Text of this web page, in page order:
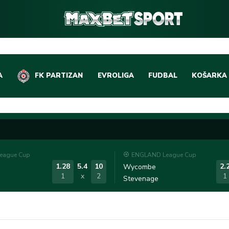
FK PARTIZAN EVROLIGA FUDBAL
DOMAĆI FUDBAL
LIGE PETICE
OSTALE LIGE
KOŠARKA
EVROLIGA
ABA LIGA
Cup
1.28
1
5.4
x
10
2
ENGLAND League Cup
Wycombe
Stevenage
1